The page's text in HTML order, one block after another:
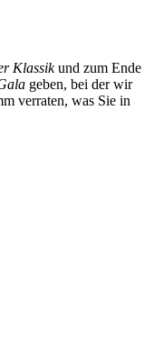
Klassikund zum Ende
geben, bei der wir
verraten, was Sie in